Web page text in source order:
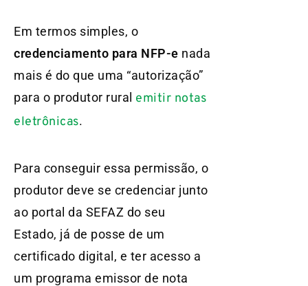
Em termos simples, o
credenciamento para NFP-e nada
mais é do que uma “autorização”
para o produtor rural emitir notas
eletrônicas.
Para conseguir essa permissão, o
produtor deve se credenciar junto
ao portal da SEFAZ do seu
Estado, já de posse de um
certificado digital, e ter acesso a
um programa emissor de nota